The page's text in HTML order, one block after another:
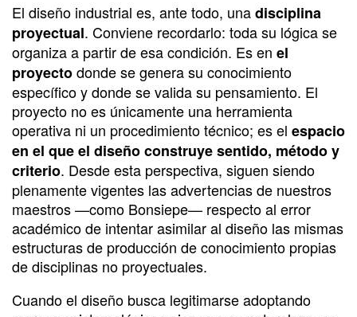
El diseño industrial es, ante todo, unadisciplina
proyectual. Conviene recordarlo: toda su lógica se
organiza a partir de esa condición. Es en el
proyectodonde se genera su conocimiento
específico y donde se valida su pensamiento. El
proyecto no es únicamente una herramienta
operativa ni un procedimiento técnico; es el espacio
en el que el diseño construye sentido, método y
criterio. Desde esta perspectiva, siguen siendo
plenamente vigentes las advertencias de nuestros
maestros —como Bonsiepe— respecto al error
académico de intentar asimilar al diseño las mismas
estructuras de producción de conocimiento propias
de disciplinas no proyectuales.
Cuando el diseño busca legitimarse adoptando